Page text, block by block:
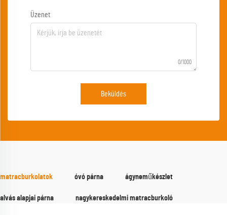
Üzenet
0/1000
Beküldés
matracburkolatok óvó párna ágyneműkészlet
alvás alapjai párna nagykereskedelmi matracburkoló